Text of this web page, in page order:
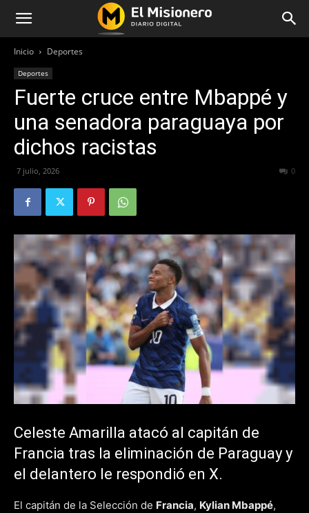
Inicio Deportes
Deportes
Fuerte cruce entre Mbappé y
una senadora paraguaya por
dichos racistas
7 julio, 2026 0
Celeste Amarilla atacó al capitán de
Francia tras la eliminación de Paraguay y
el delantero le respondió en X.
El capitán de la Selección de Francia, Kylian Mbappé,